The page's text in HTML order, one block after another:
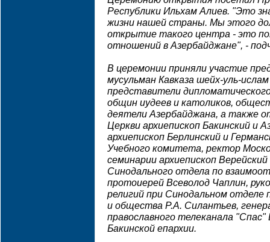
Республики Ильхам Алиев. "Это
жизни нашей страны. Мы этого
открытие такого центра - это
отношений в Азербайджане", -
В церемонии приняли участие
мусульман Кавказа шейх-уль-
представители
общин иудеев и католиков,
деятели Азербайджана, а также
Церкви архиепископ Бакинский и
архиепископ Берлинский и
Учебного комитета, ректор
семинарии архиепископ
Синодального отдела по
протоиерей Всеволод Чаплин,
религий при Синодальном
и общества Р.А. Силантьев,
православного телеканала
Бакинской епархии.